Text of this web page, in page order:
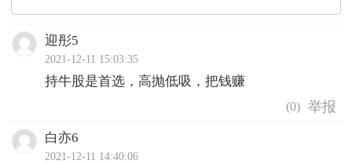
迎彤5
2021-12-11 15:03:35
持牛股是首选，高抛低吸，把钱赚
(0)
白亦6
2021-12-11 14:40:06